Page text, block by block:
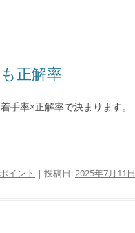
正解率
手率×正解率で決まります。
イント | 投稿日:2025年7月11日